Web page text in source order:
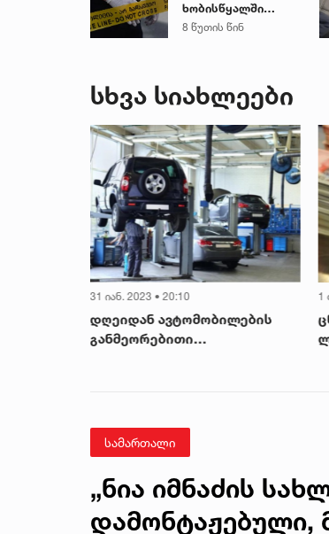
ხობისწყალში
დედა-შვილი
8 წუთის წინ
სხვა სიახლეები
31 იან. 2023 • 20:10
დღეიდან ავტომობილების
განმეორებითი
1
სამართალი
„ნია იმნაძის
დამონტაჟებული,